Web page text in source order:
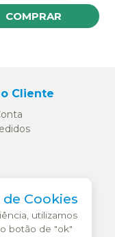
COMPRAR
Cookies
utilizamos
botão de "ok"
Cliente